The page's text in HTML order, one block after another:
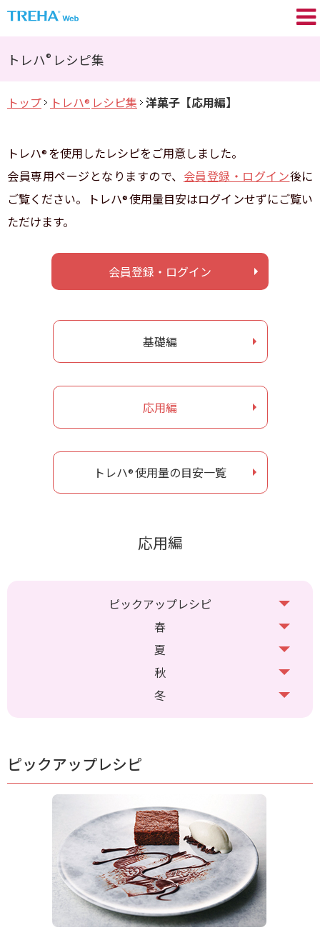
トレハ ® レシピ集
+TREHA®Communication
会員登録 / ログイン
よくあるご質問
トレハ® レシピ集
トップ トレハ® レシピ集 洋菓子【応用編】
トレハ® を使用したレシピをご用意しました。
会員専用ページとなりますので、 会員登録・ログイン後に
ご覧ください。トレハ®使用量目安はログインせずにご覧い
ただけます。
会員登録・ログイン
基礎編
応用編
トレハ®使用量の目安一覧
応用編
ピックアップレシピ
春
夏
秋
冬
ピックアップレシピ